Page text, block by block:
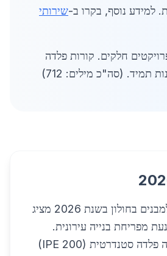
למידע נוסף, בקרו ב-שירותי
חלקים. קורות פלדה
תמיד. (סה"כ מילים: 712)
שוק קורות פלדה למבנים בחולון בשנת 2026 מציג
מפריחת בנייה עירונית.
מחיר ממוצע לקורה פלדה סטנדרטית (IPE 200)